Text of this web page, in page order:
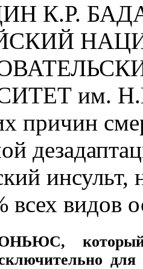
К.Р.
им.
причин
инсульт,
всех видов
,
для